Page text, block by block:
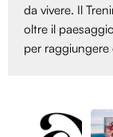
da vivere. Il
oltre il
per raggiungere